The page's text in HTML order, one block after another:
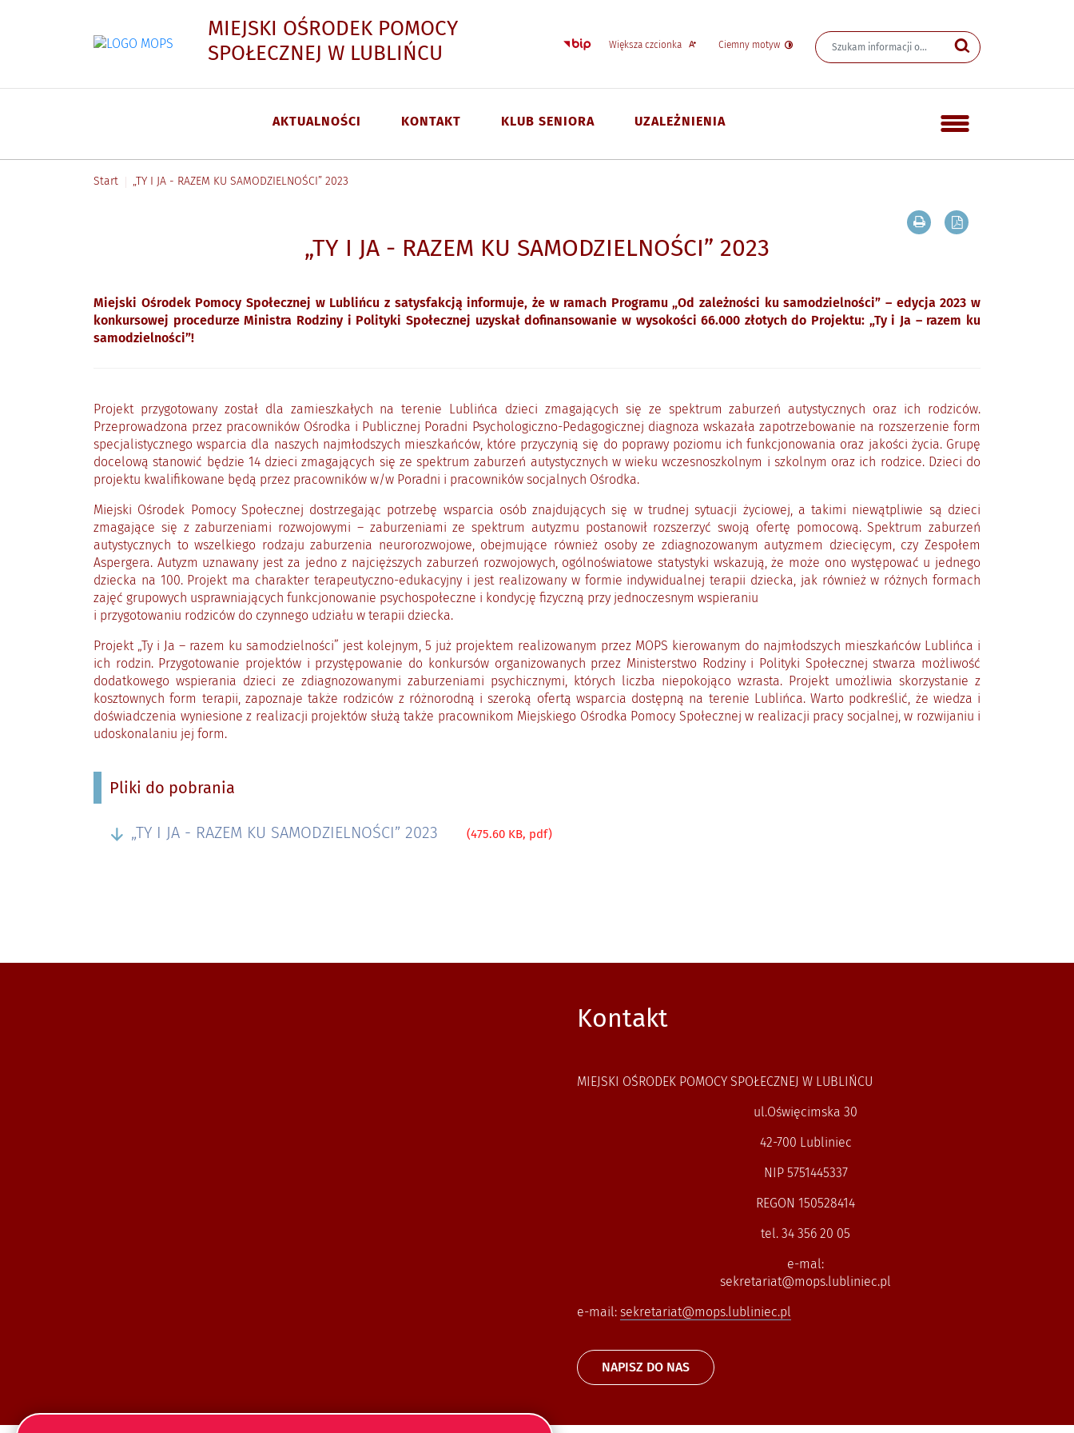
MIEJSKI OŚRODEK POMOCY
SPOŁECZNEJ W LUBLIŃCU - „TY I JA - RAZEM KU SAMODZIELNOŚCI” 2023
Strona główna - Biuletyn Informacji Publicznej
Większa czcionka Ciemny motyw Wyszukiwarka
Wyszukiwana fraza Szukaj
AKTUALNOŚCI KONTAKT KLUB SENIORA UZALEŻNIENIA Menu dodatkowe
Start „TY I JA - RAZEM KU SAMODZIELNOŚCI” 2023
„TY I JA - RAZEM KU SAMODZIELNOŚCI” 2023
Drukuj zawartość
Zapisz tekst
Miejski Ośrodek Pomocy Społecznej w Lublińcu z satysfakcją informuje, że w ramach Programu „Od zależności ku samodzielności” – edycja 2023 w
konkursowej procedurze Ministra Rodziny i Polityki Społecznej uzyskał dofinansowanie w wysokości 66.000 złotych do Projektu: „Ty i Ja – razem ku
samodzielności”!
Projekt przygotowany został dla zamieszkałych na terenie Lublińca dzieci zmagających się ze spektrum zaburzeń autystycznych oraz ich rodziców.
Przeprowadzona przez pracowników Ośrodka i Publicznej Poradni Psychologiczno-Pedagogicznej diagnoza wskazała zapotrzebowanie na rozszerzenie form
specjalistycznego wsparcia dla naszych najmłodszych mieszkańców, które przyczynią się do poprawy poziomu ich funkcjonowania oraz jakości życia. Grupę
docelową stanowić będzie 14 dzieci zmagających się ze spektrum zaburzeń autystycznych w wieku wczesnoszkolnym i szkolnym oraz ich rodzice. Dzieci do
projektu kwalifikowane będą przez pracowników w/w Poradni i pracowników socjalnych Ośrodka.
Miejski Ośrodek Pomocy Społecznej dostrzegając potrzebę wsparcia osób znajdujących się w trudnej sytuacji życiowej, a takimi niewątpliwie są dzieci
zmagające się z zaburzeniami rozwojowymi – zaburzeniami ze spektrum autyzmu postanowił rozszerzyć swoją ofertę pomocową. Spektrum zaburzeń
autystycznych to wszelkiego rodzaju zaburzenia neurorozwojowe, obejmujące również osoby ze zdiagnozowanym autyzmem dziecięcym, czy Zespołem
Aspergera. Autyzm uznawany jest za jedno z najcięższych zaburzeń rozwojowych, ogólnoświatowe statystyki wskazują, że może ono występować u jednego
dziecka na 100. Projekt ma charakter terapeutyczno-edukacyjny i jest realizowany w formie indywidualnej terapii dziecka, jak również w różnych formach
zajęć grupowych usprawniających funkcjonowanie psychospołeczne i kondycję fizyczną przy jednoczesnym wspieraniu
i przygotowaniu rodziców do czynnego udziału w terapii dziecka.
Projekt „Ty i Ja – razem ku samodzielności” jest kolejnym, 5 już projektem realizowanym przez MOPS kierowanym do najmłodszych mieszkańców Lublińca i
ich rodzin. Przygotowanie projektów i przystępowanie do konkursów organizowanych przez Ministerstwo Rodziny i Polityki Społecznej stwarza możliwość
dodatkowego wspierania dzieci ze zdiagnozowanymi zaburzeniami psychicznymi, których liczba niepokojąco wzrasta. Projekt umożliwia skorzystanie z
kosztownych form terapii, zapoznaje także rodziców z różnorodną i szeroką ofertą wsparcia dostępną na terenie Lublińca. Warto podkreślić, że wiedza i
doświadczenia wyniesione z realizacji projektów służą także pracownikom Miejskiego Ośrodka Pomocy Społecznej w realizacji pracy socjalnej, w rozwijaniu i
udoskonalaniu jej form.
Pliki do pobrania
„TY I JA - RAZEM KU SAMODZIELNOŚCI” 2023 (475.60 KB, pdf)
Kontakt
MIEJSKI OŚRODEK POMOCY SPOŁECZNEJ W LUBLIŃCU
ul.Oświęcimska 30
42-700 Lubliniec
NIP 5751445337
REGON 150528414
tel. 34 356 20 05
e-mal:
sekretariat@mops.lubliniec.pl
e-mail: sekretariat@mops.lubliniec.pl
NAPISZ DO NAS